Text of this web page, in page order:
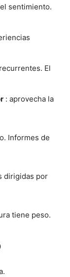
sentimiento.
El
: aprovecha la
Informes de
dirigidas por
tiene peso.